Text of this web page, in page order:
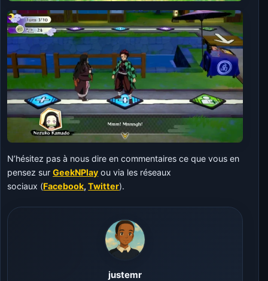
N’hésitez pas à nous dire en commentaires ce que vous en
pensez surGeekNPlay ou via les réseaux
sociaux (Facebook, Twitter).
justemr